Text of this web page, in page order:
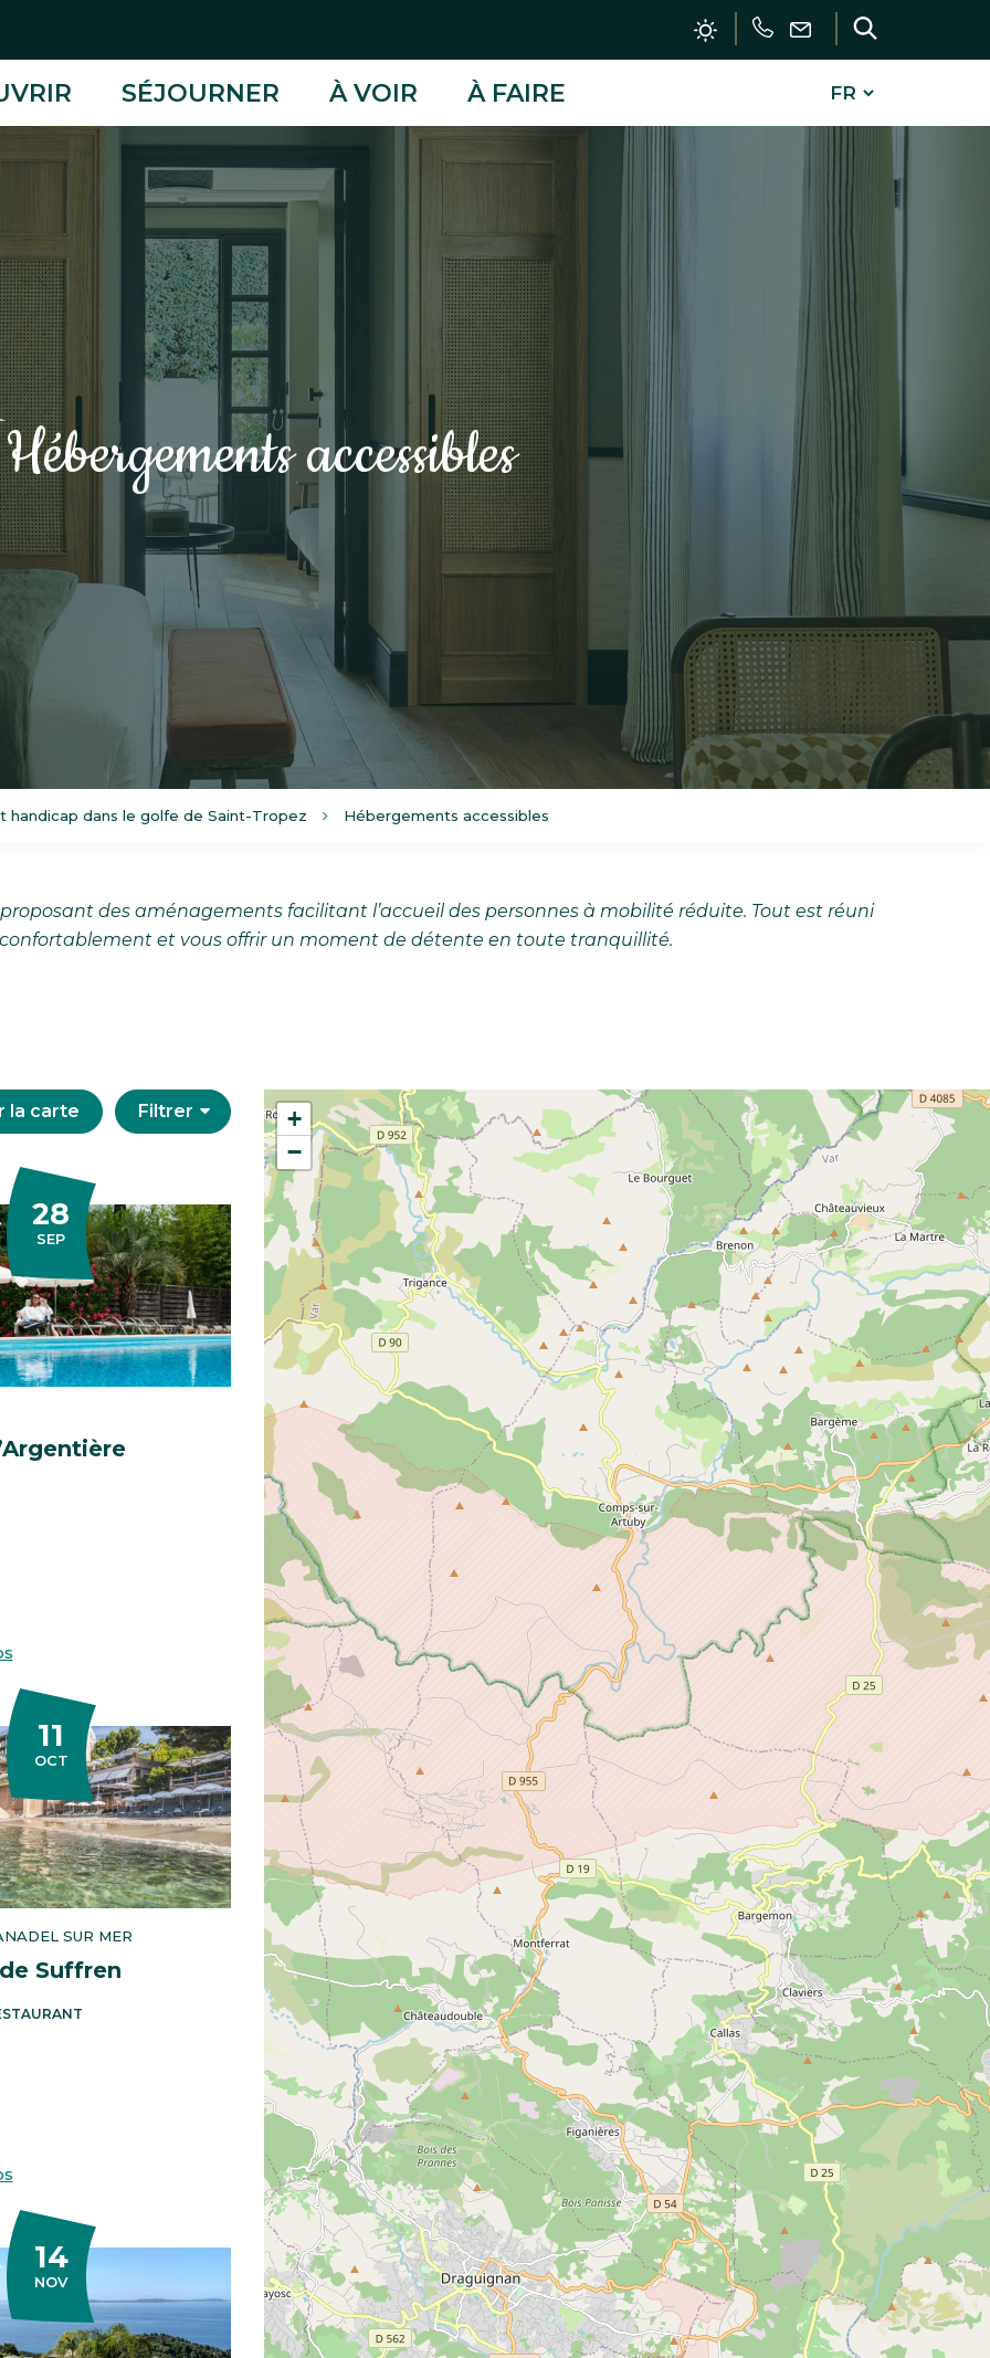
Téléphoner
Nous
écrire
SÉJOURNER À VOIR À FAIRE
Hébergements accessibles
handicap dans le golfe de Saint-Tropez Hébergements accessibles
des aménagements facilitant l’accueil des personnes à mobilité réduite. Tout est réuni
et vous offrir un moment de détente en toute tranquillité.
la carte Filtrer
28
SEPTEMBRE
SUR MER
Suffren
11
OCTOBRE
14
NOVEMBRE
+
−